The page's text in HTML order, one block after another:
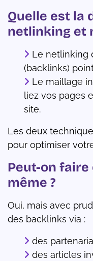
Quelle est la
netlinking et
Le netlinking
(backlinks)
Le maillage
liez vos pages
site.
Les deux
pour optimiser
Peut-on
même ?
Oui, mais avec
des backlinks via :
des
des articles